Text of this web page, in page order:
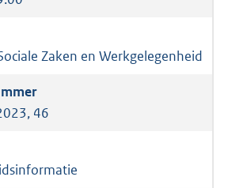
Zaken en Werkgelegenheid
46